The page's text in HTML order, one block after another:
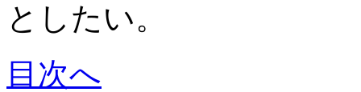
としたい。
目次へ